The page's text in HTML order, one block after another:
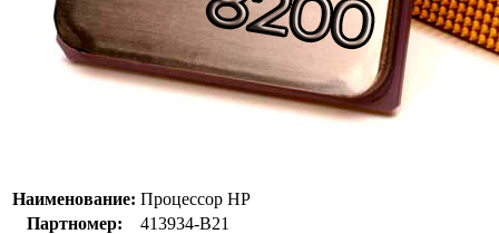
Наименование: Процессор HP
Партномер:
413934-B21